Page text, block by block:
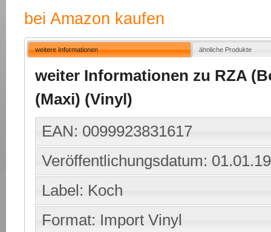
bei Amazon kaufen
weitere Informationen ähnliche Produkte
weiter Informationen zu RZA
(Maxi) (Vinyl)
EAN: 0099923831617
Veröffentlichungsdatum:
Label: Koch
Format: Import Vinyl